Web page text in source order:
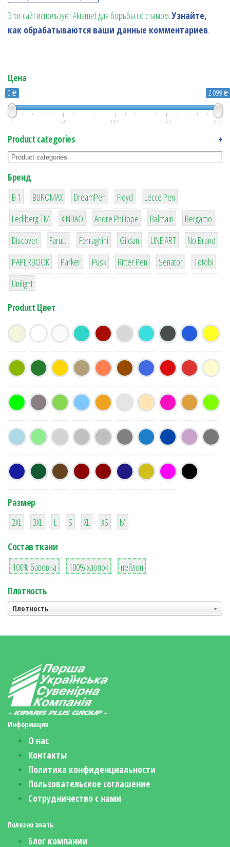
Этот сайт использует Akismet для борьбы со спамом.Узнайте,
как обрабатываются ваши данные комментариев.
Цена
0 ₴ 2 099 ₴
0 525 1 050 1 574 2 099
Product categories +
Бренд
B 1
1
BUROMAX
1
DreamPen
2
Floyd
2
Lecce Pen
3
Lediberg ТМ
3
XINDAO
1
Andre Philippe
4
Balmain
26
Bergamo
64
Discover
299
Farutti
4
Ferraghini
42
Gildan
4
LINE ART
90
No Brand
8
PAPERBOOK
6
Parker
2
Pusk
22
Ritter Pen
15
Senator
43
Totobi
1
Unilight
Product Цвет
Размер
38
2XL
16
3XL
42
L
42
S
42
XL XS
М
Состав ткани
8
100% бавовна
36
100% хлопок
2
нейлон
Плотность
Плотность
Информация
О нас
Контакты
Политика конфиденциальности
Пользовательское соглашение
Сотрудничество с нами
Полезно знать
Блог компании